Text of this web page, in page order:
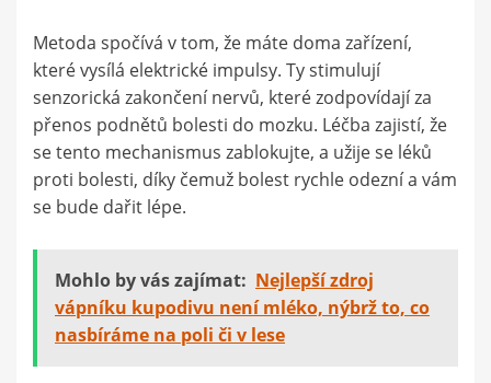
Metoda spočívá v tom, že máte doma zařízení,
které vysílá elektrické impulsy. Ty stimulují
senzorická zakončení nervů, které zodpovídají za
přenos podnětů bolesti do mozku. Léčba zajistí, že
se tento mechanismus zablokujte, a užije se léků
proti bolesti, díky čemuž bolest rychle odezní a vám
se bude dařit lépe.
Mohlo by vás zajímat: Nejlepší zdroj
vápníku kupodivu není mléko, nýbrž to, co
nasbíráme na poli či v lese